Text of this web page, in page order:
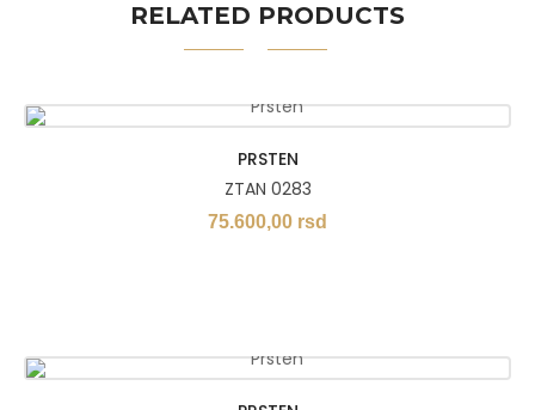
RELATED PRODUCTS
PRSTEN
ZTAN 0283
75.600,00 rsd